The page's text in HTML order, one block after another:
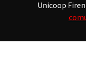
Unicoop